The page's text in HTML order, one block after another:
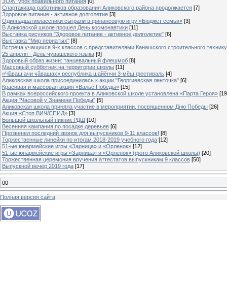
Спартакиада работников образования Аликовского района продолжается [7]
Здоровое питание - активное долголетие [3]
Одиннадцатиклассники сыграли в финансовую игру «Бюджет семьи» [3]
В Аликовской школе прошел День космонавтики [11]
Выставка рисунков "Здоровое питание - активное долголетие" [6]
Выставка "Мир пернатых" [8]
Встреча учащихся 9-х классов с представителями Канашского строительного
25 апреля - День чувашского языка [9]
Здоровый образ жизни: танцевальный флешмоб [8]
Массовый субботник на территории школы [11]
«Чăваш ачи чăвашах» республика шайĕнчи 3-мĕш фестиваль [4]
Аликовская школа присоединилась к акции "Георгиевская ленточка" [6]
Красивая и массовая акция «Вальс Победы» [15]
В рамках всероссийского проекта в Аликовской школе установлена «Парта Героя»
Акция "Часовой у Знамени Победы" [5]
Аликовская школа приняла участие в мероприятии, посвященном Дню Победы [26]
Акция «Стоп ВИЧ/СПИД» [3]
Большой школьный пикник РДШ [10]
Весенняя кампания по посадке деревьев [6]
Прозвенел последний звонок для выпускников 9-11 классов! [8]
Торжественные линейки по итогам 2018-2019 учебного года [12]
51-ые юнармейские игры «Зарница» и «Орленок» [12]
51-ые юнармейские игры «Зарница» и «Орленок» (фото Аликовской школы) [20]
Торжественная церемония вручения аттестатов выпускникам 9 классов [50]
Выпускной вечер 2019 года [17]
00
Полная версия сайта